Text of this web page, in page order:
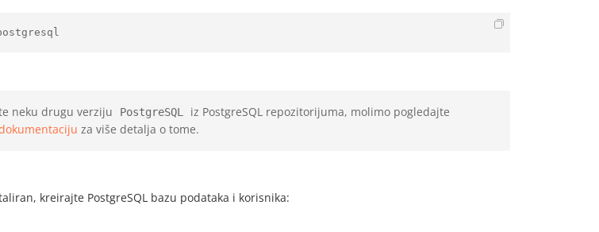
neku drugu verziju PostgreSQL
iz PostgreSQL repozitorijuma, molimo pogledajte
za više detalja o tome.
kreirajte PostgreSQL bazu podataka i korisnika: